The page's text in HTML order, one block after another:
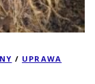
/ UPRAWA